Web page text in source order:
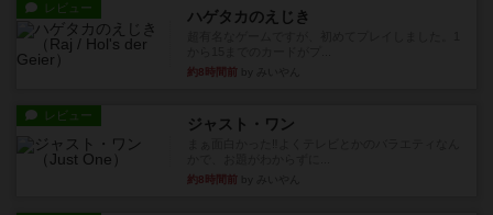
レビュー ハゲタカのえじき
約8時間前
レビュー ジャスト・ワン
約8時間前